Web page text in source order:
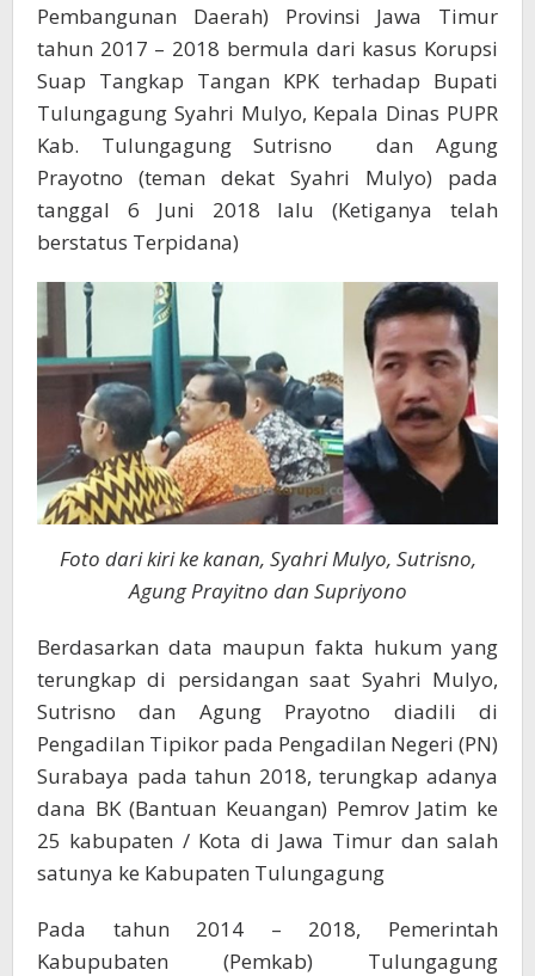
Pembangunan Daerah) Provinsi Jawa Timur
tahun 2017 – 2018 bermula dari kasus Korupsi
Suap Tangkap Tangan KPK terhadap Bupati
Tulungagung Syahri Mulyo, Kepala Dinas PUPR
Kab. Tulungagung Sutrisno dan Agung
Prayotno (teman dekat Syahri Mulyo) pada
tanggal 6 Juni 2018 lalu (Ketiganya telah
berstatus Terpidana)
Foto dari kiri ke kanan, Syahri Mulyo, Sutrisno,
Agung Prayitno dan Supriyono
Berdasarkan data maupun fakta hukum yang
terungkap di persidangan saat Syahri Mulyo,
Sutrisno dan Agung Prayotno diadili di
Pengadilan Tipikor pada Pengadilan Negeri (PN)
Surabaya pada tahun 2018, terungkap adanya
dana BK (Bantuan Keuangan) Pemrov Jatim ke
25 kabupaten / Kota di Jawa Timur dan salah
satunya ke Kabupaten Tulungagung
Pada tahun 2014 – 2018, Pemerintah
Kabupubaten (Pemkab) Tulungagung